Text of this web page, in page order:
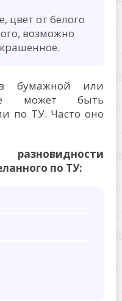
цвет от белого
возможно
бумажной или
может быть
по ТУ. Часто оно
по ТУ: